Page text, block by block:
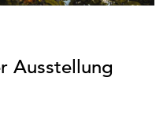
Ausstellung